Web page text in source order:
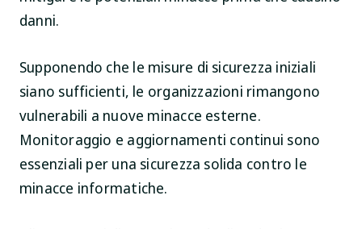
danni.
Supponendo che le misure di sicurezza iniziali
siano sufficienti, le organizzazioni rimangono
vulnerabili a nuove minacce esterne.
Monitoraggio e aggiornamenti continui sono
essenziali per una sicurezza solida contro le
minacce informatiche.